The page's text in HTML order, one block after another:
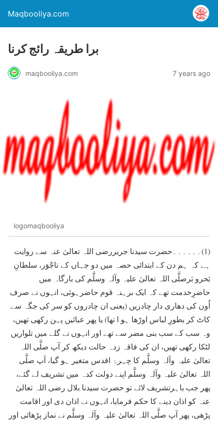
Maqbooliya.com
برا طریقہ رائج کرنا
maqbooliya.com 7 years ago
logomaqbooliya
(1)۔۔۔۔۔۔حضرت سیدنا جریررضی اللہ تعالیٰ عنہ سے روایت
ہے کہ ہم دن کے ابتدائی حصہ میں دو جہاں کے تاجْوَر، سلطانِ
بَحرو بَرصلَّی اللہ تعالیٰ علیہ وآلہ وسلَّم کی بارگاہ میں
حاضرِخدمت تھے کہ ایک برہنہ قوم حاضرہوئی، انہوں نے صرف
اُون کی دھاری دار چادریں (یعنی ان چادروں کو سر کی جگہ سے
کاٹ کر بطورِ لباس اوڑھا ہو ا تھا) یا پھر عبائیں پہن رکھی تھیں،
وہ سب کے سب بنی مضر سے تھے اور انہوں نے گلے میں تلواریں
لٹکا رکھی تھیں، ان کی فاقہ زدہ حالت دیکھ کر آپ صلَّی اللہ
تعالیٰ علیہ وآلہ وسلَّم کا چہرۂ اقدس متغیر ہو گیا، آپ صلَّی
اللہ تعالیٰ علیہ وآلہ وسلَّم اپنے دولت کدہ میں تشریف لے گئے،
پھر جب باہرتشریف لائے تو حضرت سیدنا بلال رضی اللہ تعالیٰ
عنہ کو اذان دینے کا حکم فرمایا، انہوں نے اذان دی اور اقامت
پڑھی، پھر آپ صلَّی اللہ تعالیٰ علیہ وآلہ وسلَّم نے نماز پڑھائی اور